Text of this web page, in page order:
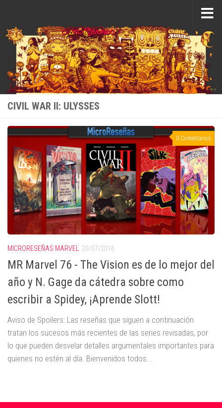
CIVIL WAR II: ULYSSES
0 Comentarios
MICRORESEÑAS MARVEL 20/07/2016
MR Marvel 76 - The Vision es de lo mejor del
año y N. Gage da cátedra sobre como
escribir a Spidey, ¡Aprende Slott!
Aviso de Spoilers: Las reseñas que siguen a continuación
tratan los sucesos más recientes de las series revisadas, por
lo que pueden desvelar detalles argumentales importantes para
quienes no estén al día. Bienvenidos todos...